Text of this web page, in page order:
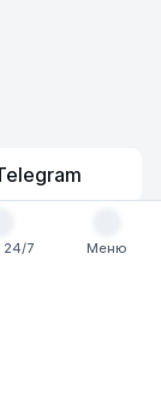
24/7
Меню